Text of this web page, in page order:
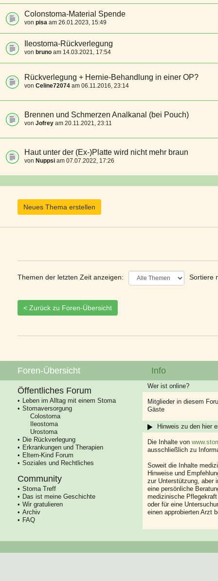
Colonstoma-Material Spende
von pisa am 26.01.2023, 15:49
Ileostoma-Rückverlegung
von bruno am 14.03.2021, 17:54
Rückverlegung + Hernie-Behandlung in einer OP?
von Celine72074 am 06.11.2016, 23:14
Brennen und Schmerzen Analkanal (bei Pouch)
von Jofrey am 20.11.2021, 23:11
Haut unter der (Ex-)Platte wird nicht mehr braun
von Nuppsi am 07.07.2022, 17:26
Neues Thema erstellen
Themen der letzten Zeit anzeigen: Sortiere
< Zurück zu Foren-Übersicht
Foren-Übersicht
Öffentliches Forum
Leben im Alltag mit einem Stoma
Stomaversorgung
Colostoma
Ileostoma
Urostoma
Die Rückverlegung
Erkrankungen und Therapien
Eltern-Kind Forum
Soziales und Rechtliches
Community
Stoma Treff
Das ist meine Geschichte
Wir gratulieren
Archiv
FAQ
Info
Wer ist online?
Mitglieder in diesem
Gäste
Hinweis zu den hier
Die Inhalte von
ausschließlich zu
Soweit die Inhalte
Hinweise und
zur Unterstützung, aber
eine persönliche
medizinische
oder für eine
einen approbierten Arzt